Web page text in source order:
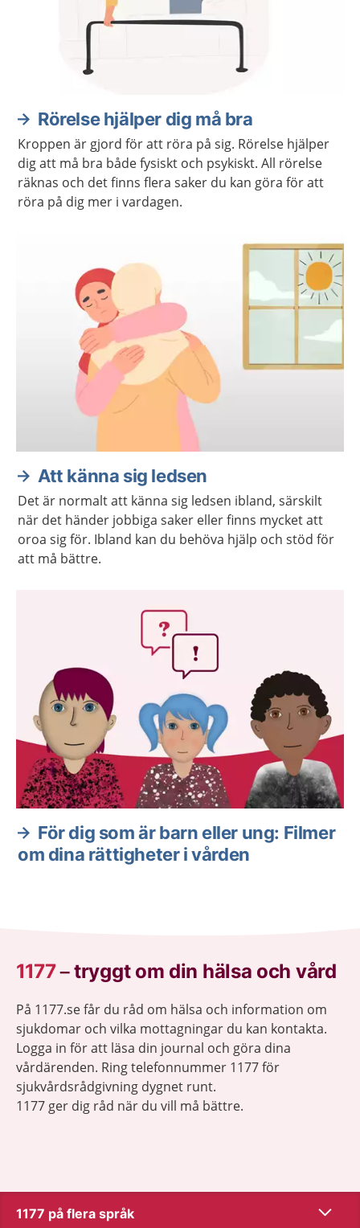
Rörelse hjälper dig må bra
Kroppen är gjord för att röra på sig. Rörelse hjälper
dig att må bra både fysiskt och psykiskt. All rörelse
räknas och det finns flera saker du kan göra för att
röra på dig mer i vardagen.
Att känna sig ledsen
Det är normalt att känna sig ledsen ibland, särskilt
när det händer jobbiga saker eller finns mycket att
oroa sig för. Ibland kan du behöva hjälp och stöd för
att må bättre.
För dig som är barn eller ung: Filmer
om dina rättigheter i vården
1177–tryggt om din hälsa och vård
På 1177.se får du råd om hälsa och information om
sjukdomar och vilka mottagningar du kan kontakta.
Logga in för att läsa din journal och göra dina
vårdärenden. Ring telefonnummer 1177 för
sjukvårdsrådgivning dygnet runt.
1177 ger dig råd när du vill må bättre.
1177 på flera språk Visa